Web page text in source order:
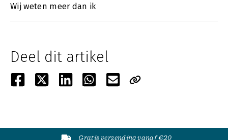
Wij weten meer dan ik
Deel dit artikel
Gratis verzending vanaf €20